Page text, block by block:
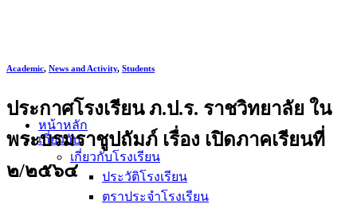
หน้าหลัก
เกี่ยวกับ
เกี่ยวกับโรงเรียน
ประวัติโรงเรียน
ตราประจำโรงเรียน
Academic, News and Activity, Students
ประกาศโรงเรียน ภ.ป.ร. ราชวิทยาลัย ใน
พระบรมราชูปถัมภ์ เรื่อง เปิดภาคเรียนที่
๒/๒๕๖๔